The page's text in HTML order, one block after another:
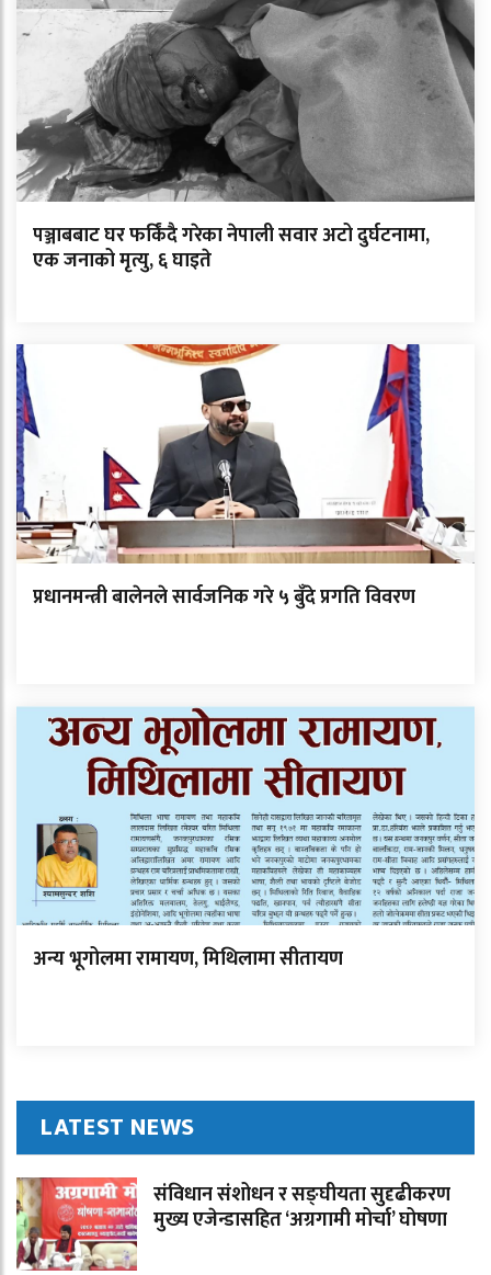
पञ्जाबबाट घर फर्किंदै गरेका नेपाली सवार अटो दुर्घटनामा,
एक जनाको मृत्यु, ६ घाइते
प्रधानमन्त्री बालेनले सार्वजनिक गरे ५ बुँदे प्रगति विवरण
अन्य भूगोलमा रामायण, मिथिलामा सीतायण
LATEST NEWS
संविधान संशोधन र सङ्घीयता सुदृढीकरण
मुख्य एजेन्डासहित ‘अग्रगामी मोर्चा’ घोषणा